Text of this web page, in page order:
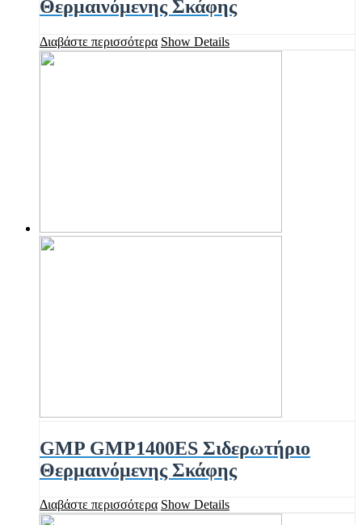
Θερμαινόμενης Σκάφης
Διαβάστε περισσότερα Show Details
GMP GMP1400ES Σιδερωτήριο
Θερμαινόμενης Σκάφης
Διαβάστε περισσότερα Show Details